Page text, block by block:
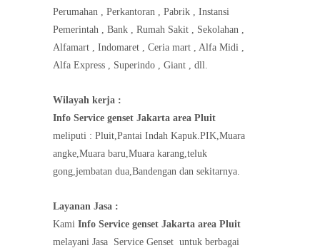
Perumahan , Perkantoran , Pabrik , Instansi
Pemerintah , Bank , Rumah Sakit , Sekolahan ,
Alfamart , Indomaret , Ceria mart , Alfa Midi ,
Alfa Express , Superindo , Giant , dll.
Wilayah kerja :
Info Service genset Jakarta area Pluit
meliputi : Pluit,Pantai Indah Kapuk.PIK,Muara
angke,Muara baru,Muara karang,teluk
gong,jembatan dua,Bandengan dan sekitarnya.
Layanan Jasa :
Kami Info Service genset Jakarta area Pluit
melayani Jasa Service Genset untuk berbagai